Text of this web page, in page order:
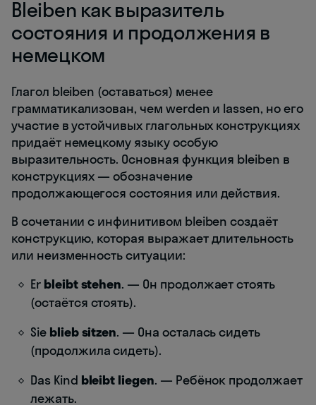
Bleiben как выразитель
состояния и продолжения в
немецком
Глагол bleiben (оставаться) менее
грамматикализован, чем werden и lassen, но его
участие в устойчивых глагольных конструкциях
придаёт немецкому языку особую
выразительность. Основная функция bleiben в
конструкциях — обозначение
продолжающегося состояния или действия.
В сочетании с инфинитивом bleiben создаёт
конструкцию, которая выражает длительность
или неизменность ситуации:
Er bleibtstehen. — Он продолжает стоять
(остаётся стоять).
Sie bliebsitzen. — Она осталась сидеть
(продолжила сидеть).
Das Kind bleibt liegen. — Ребёнок продолжает
лежать.